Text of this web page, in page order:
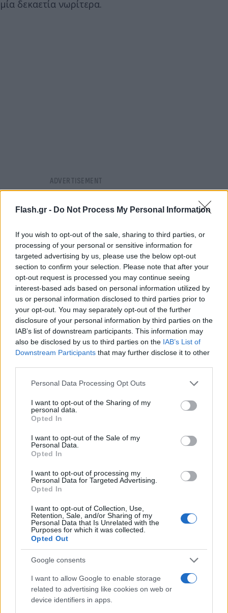
Flash.gr - Do Not Process My Personal Information
If you wish to opt-out of the sale, sharing to third parties, or
processing of your personal or sensitive information for
targeted advertising by us, please use the below opt-out
section to confirm your selection. Please note that after your
opt-out request is processed you may continue seeing
interest-based ads based on personal information utilized by
us or personal information disclosed to third parties prior to
your opt-out. You may separately opt-out of the further
disclosure of your personal information by third parties on the
IAB’s list of downstream participants. This information may
also be disclosed by us to third parties on the IAB’s List of
Downstream Participants that may further disclose it to other
Please note that this website/app uses one or more Google
not limited to your visit or usage behaviour. You may click to
grant or deny consent to Google and its third-party tags to
use your data for below specified purposes in below Google
consent section.
Personal Data Processing Opt Outs
I want to opt-out of the Sharing of my
personal data.
Opted In
I want to opt-out of the Sale of my
Personal Data.
Opted In
I want to opt-out of processing my
Personal Data for Targeted Advertising.
Opted In
I want to opt-out of Collection, Use,
Retention, Sale, and/or Sharing of my
Personal Data that Is Unrelated with the
Purposes for which it was collected.
Opted Out
Google consents
I want to allow Google to enable storage
related to advertising like cookies on web or
device identifiers in apps.
μία δεκαετία νωρίτερα.
Ο Κόεν είπε ότι είναι ορθή η περιγραφή του ρόλου
που είχε ως «διακανονιστής» του Τραμπ, αφού
εκείνος φρόντιζε να γίνεται «ό,τι ήθελε» ο
επιχειρηματίας. Αντί να εργάζεται ως
«παραδοσιακός» εταιρικός δικηγόρος, ο Κόεν έδινε
αναφορά απευθείας στον Τραμπ και δεν ήταν ποτέ
μέλος στη νομική υπηρεσία του Οργανισμού
Τραμπ. Μεταξύ των καθηκόντων του ήταν να
συνεργάτες, να απειλεί με μηνύσεις και να
«φυτεύει» θετικές ιστορίες στον Τύπο.
Ο Τραμπ επικοινωνούσε μαζί του τηλεφωνικά ή
αυτοπροσώπως και ποτέ δεν έφτιαξε λογαριασμό
email. «Σχολίαζε ότι τα email είναι σαν γραπτά
έγγραφα, ότι ξέρει πάρα πολλούς ανθρώπους που
την πάτησαν επειδή είχαν email που οι εισαγγελείς
μπορούσαν να χρησιμοποιήσουν σε κάποια